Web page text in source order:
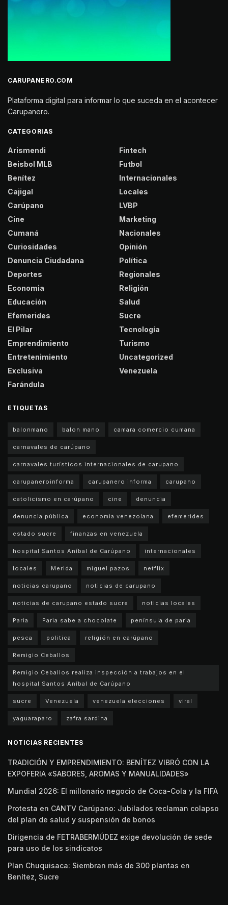
CARUPANERO.COM
Plataforma digital para informar lo que suceda en el acontecer
Carupanero.
CATEGORIAS
Arismendi
Beisbol MLB
Benítez
Cajigal
Carúpano
Cine
Cumaná
Curiosidades
Denuncia Ciudadana
Deportes
Economia
Educación
Efemerides
El Pilar
Emprendimiento
Entretenimiento
Exclusiva
Farándula
Fintech
Futbol
Internacionales
Locales
LVBP
Marketing
Nacionales
Opinión
Política
Regionales
Religión
Salud
Sucre
Tecnología
Turismo
Uncategorized
Venezuela
ETIQUETAS
balonmano balon mano camara comercio cumana
carnavales de carúpano
carnavales turísticos internacionales de carupano
carupaneroinforma carupanero informa carupano
catolicismo en carúpano cine denuncia
denuncia pública economia venezolana efemerides
estado sucre finanzas en venezuela
hospital Santos Aníbal de Carúpano internacionales
locales Merida miguel pazos netflix
noticias carupano noticias de carupano
noticias de carupano estado sucre noticias locales
Paria Paria sabe a chocolate península de paria
pesca politica religión en carúpano
Remigio Ceballos
Remigio Ceballos realiza inspección a trabajos en el
hospital Santos Aníbal de Carúpano
sucre Venezuela venezuela elecciones viral
yaguaraparo zafra sardina
NOTICIAS RECIENTES
TRADICIÓN Y EMPRENDIMIENTO: BENÍTEZ VIBRÓ CON LA
EXPOFERIA «SABORES, AROMAS Y MANUALIDADES»
Mundial 2026: El millonario negocio de Coca-Cola y la FIFA
Protesta en CANTV Carúpano: Jubilados reclaman colapso
del plan de salud y suspensión de bonos
Dirigencia de FETRABERMÚDEZ exige devolución de sede
para uso de los sindicatos
Plan Chuquisaca: Siembran más de 300 plantas en
Benítez, Sucre